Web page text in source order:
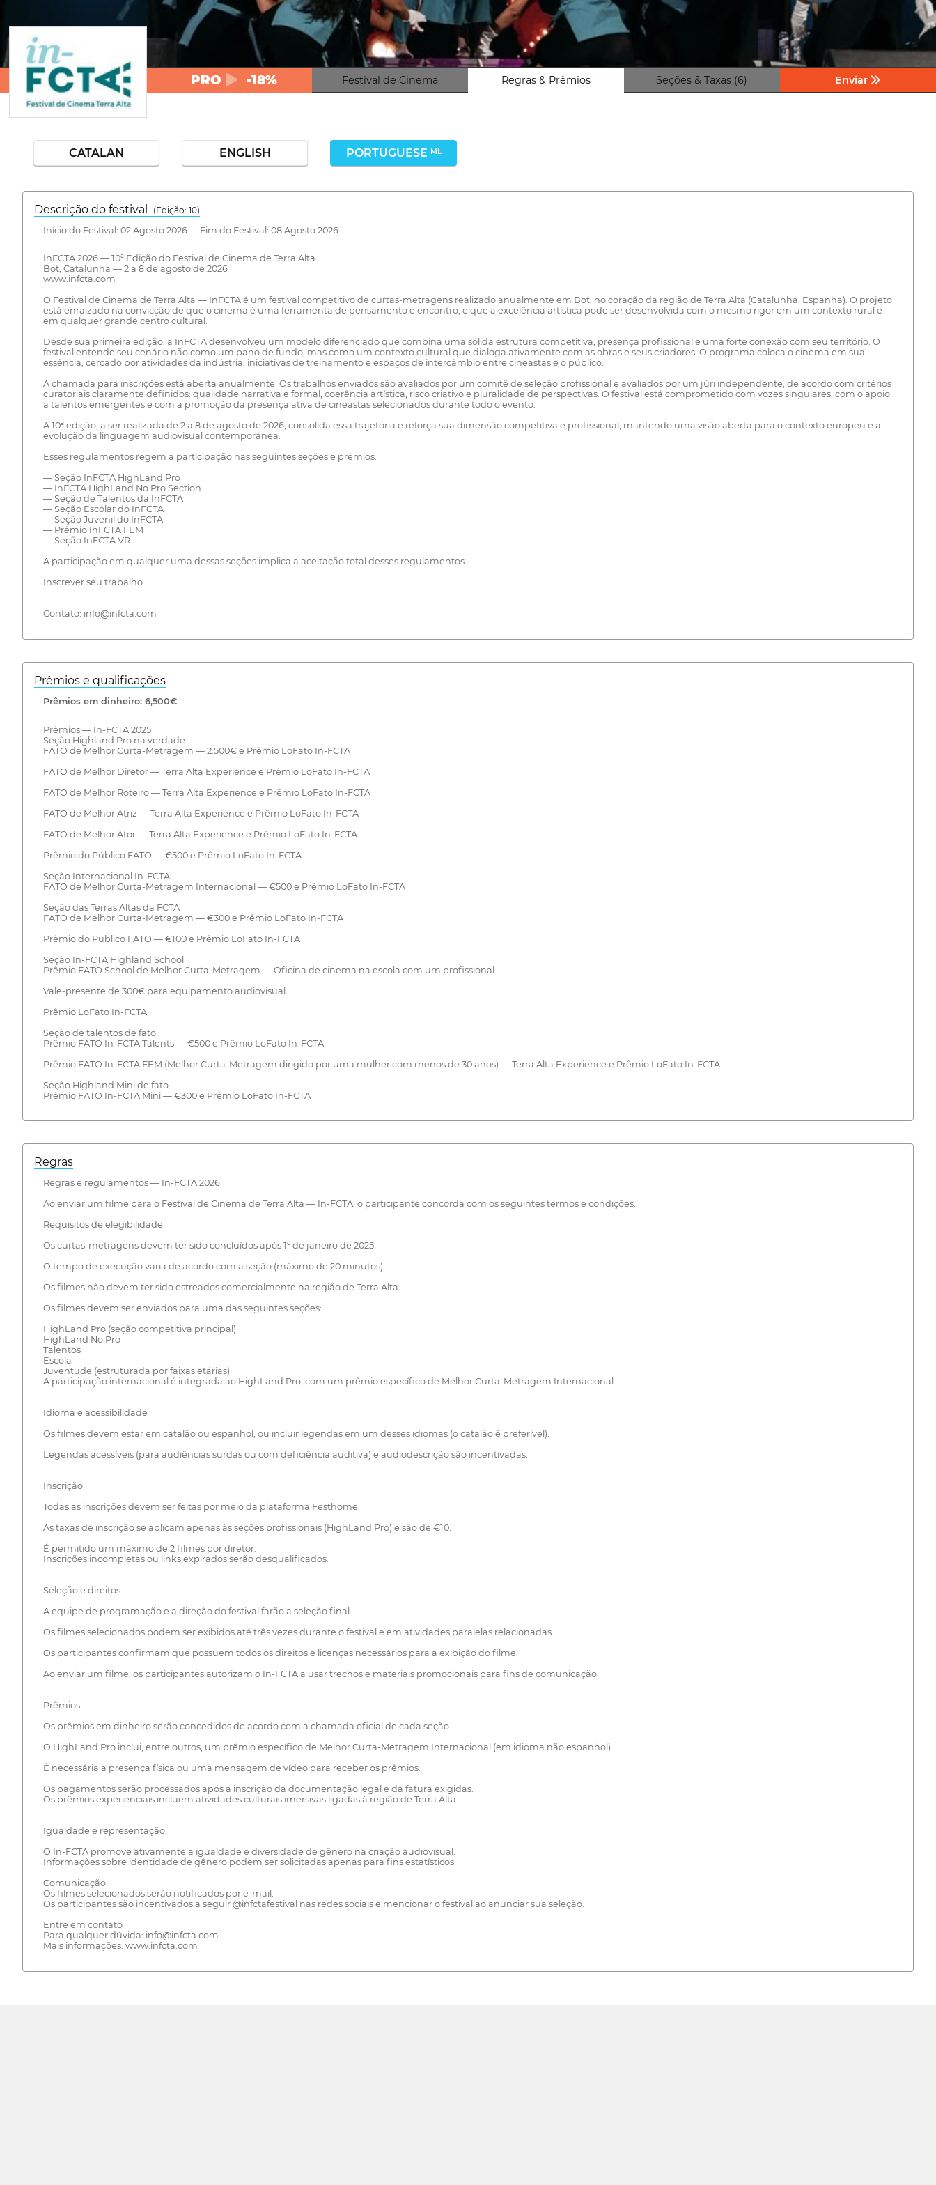
PRO -18% Festival de Cinema Regras & Prêmios Seções & Taxas (6) Enviar
CATALAN ENGLISH PORTUGUESE ML
Descrição do festival
(Edição: 10)
Início do Festival: 02 Agosto 2026 Fim do Festival: 08 Agosto 2026
InFCTA 2026 — 10ª Edição do Festival de Cinema de Terra Alta
Bot, Catalunha — 2 a 8 de agosto de 2026
www.infcta.com
O Festival de Cinema de Terra Alta — InFCTA é um festival competitivo de curtas-metragens realizado anualmente em Bot, no coração da região de Terra Alta (Catalunha, Espanha). O projeto
está enraizado na convicção de que o cinema é uma ferramenta de pensamento e encontro, e que a excelência artística pode ser desenvolvida com o mesmo rigor em um contexto rural e
em qualquer grande centro cultural.
Desde sua primeira edição, a InFCTA desenvolveu um modelo diferenciado que combina uma sólida estrutura competitiva, presença profissional e uma forte conexão com seu território. O
festival entende seu cenário não como um pano de fundo, mas como um contexto cultural que dialoga ativamente com as obras e seus criadores. O programa coloca o cinema em sua
essência, cercado por atividades da indústria, iniciativas de treinamento e espaços de intercâmbio entre cineastas e o público.
A chamada para inscrições está aberta anualmente. Os trabalhos enviados são avaliados por um comitê de seleção profissional e avaliados por um júri independente, de acordo com critérios
curatoriais claramente definidos: qualidade narrativa e formal, coerência artística, risco criativo e pluralidade de perspectivas. O festival está comprometido com vozes singulares, com o apoio
a talentos emergentes e com a promoção da presença ativa de cineastas selecionados durante todo o evento.
A 10ª edição, a ser realizada de 2 a 8 de agosto de 2026, consolida essa trajetória e reforça sua dimensão competitiva e profissional, mantendo uma visão aberta para o contexto europeu e a
evolução da linguagem audiovisual contemporânea.
Esses regulamentos regem a participação nas seguintes seções e prêmios:
— Seção InFCTA HighLand Pro
— InFCTA HighLand No Pro Section
— Seção de Talentos da InFCTA
— Seção Escolar do InFCTA
— Seção Juvenil do InFCTA
— Prêmio InFCTA FEM
— Seção InFCTA VR
A participação em qualquer uma dessas seções implica a aceitação total desses regulamentos.
Inscrever seu trabalho.
Contato: info@infcta.com
Prêmios e qualificações
Prêmios em dinheiro: 6,500€
Prêmios — In-FCTA 2025
Seção Highland Pro na verdade
FATO de Melhor Curta-Metragem — 2.500€ e Prêmio LoFato In-FCTA
FATO de Melhor Diretor — Terra Alta Experience e Prêmio LoFato In-FCTA
FATO de Melhor Roteiro — Terra Alta Experience e Prêmio LoFato In-FCTA
FATO de Melhor Atriz — Terra Alta Experience e Prêmio LoFato In-FCTA
FATO de Melhor Ator — Terra Alta Experience e Prêmio LoFato In-FCTA
Prêmio do Público FATO — €500 e Prêmio LoFato In-FCTA
Seção Internacional In-FCTA
FATO de Melhor Curta-Metragem Internacional — €500 e Prêmio LoFato In-FCTA
Seção das Terras Altas da FCTA
FATO de Melhor Curta-Metragem — €300 e Prêmio LoFato In-FCTA
Prêmio do Público FATO — €100 e Prêmio LoFato In-FCTA
Seção In-FCTA Highland School
Prêmio FATO School de Melhor Curta-Metragem — Oficina de cinema na escola com um profissional
Vale-presente de 300€ para equipamento audiovisual
Prêmio LoFato In-FCTA
Seção de talentos de fato
Prêmio FATO In-FCTA Talents — €500 e Prêmio LoFato In-FCTA
Prêmio FATO In-FCTA FEM (Melhor Curta-Metragem dirigido por uma mulher com menos de 30 anos) — Terra Alta Experience e Prêmio LoFato In-FCTA
Seção Highland Mini de fato
Prêmio FATO In-FCTA Mini — €300 e Prêmio LoFato In-FCTA
Regras
Regras e regulamentos — In-FCTA 2026
Ao enviar um filme para o Festival de Cinema de Terra Alta — In-FCTA, o participante concorda com os seguintes termos e condições:
Requisitos de elegibilidade
Os curtas-metragens devem ter sido concluídos após 1º de janeiro de 2025.
O tempo de execução varia de acordo com a seção (máximo de 20 minutos).
Os filmes não devem ter sido estreados comercialmente na região de Terra Alta.
Os filmes devem ser enviados para uma das seguintes seções:
HighLand Pro (seção competitiva principal)
HighLand No Pro
Talentos
Escola
Juventude (estruturada por faixas etárias)
A participação internacional é integrada ao HighLand Pro, com um prêmio específico de Melhor Curta-Metragem Internacional.
Idioma e acessibilidade
Os filmes devem estar em catalão ou espanhol, ou incluir legendas em um desses idiomas (o catalão é preferível).
Legendas acessíveis (para audiências surdas ou com deficiência auditiva) e audiodescrição são incentivadas.
Inscrição
Todas as inscrições devem ser feitas por meio da plataforma Festhome.
As taxas de inscrição se aplicam apenas às seções profissionais (HighLand Pro) e são de €10.
É permitido um máximo de 2 filmes por diretor.
Inscrições incompletas ou links expirados serão desqualificados.
Seleção e direitos
A equipe de programação e a direção do festival farão a seleção final.
Os filmes selecionados podem ser exibidos até três vezes durante o festival e em atividades paralelas relacionadas.
Os participantes confirmam que possuem todos os direitos e licenças necessários para a exibição do filme.
Ao enviar um filme, os participantes autorizam o In-FCTA a usar trechos e materiais promocionais para fins de comunicação.
Prêmios
Os prêmios em dinheiro serão concedidos de acordo com a chamada oficial de cada seção.
O HighLand Pro inclui, entre outros, um prêmio específico de Melhor Curta-Metragem Internacional (em idioma não espanhol).
É necessária a presença física ou uma mensagem de vídeo para receber os prêmios.
Os pagamentos serão processados após a inscrição da documentação legal e da fatura exigidas.
Os prêmios experienciais incluem atividades culturais imersivas ligadas à região de Terra Alta.
Igualdade e representação
O In-FCTA promove ativamente a igualdade e diversidade de gênero na criação audiovisual.
Informações sobre identidade de gênero podem ser solicitadas apenas para fins estatísticos.
Comunicação
Os filmes selecionados serão notificados por e-mail.
Os participantes são incentivados a seguir @infctafestival nas redes sociais e mencionar o festival ao anunciar sua seleção.
Entre em contato
Para qualquer dúvida: info@infcta.com
Mais informações: www.infcta.com